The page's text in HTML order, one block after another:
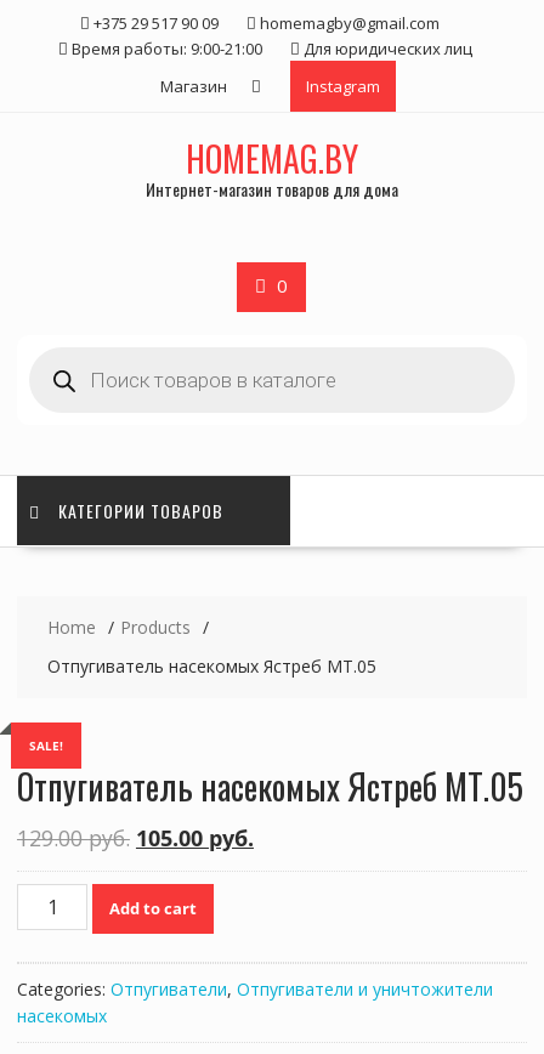
+375 29 517 90 09
homemagby@gmail.com
Время работы: 9:00-21:00
Для юридических лиц
Магазин
Instagram
HOMEMAG.BY
Интернет-магазин товаров для дома
0
товаров
КАТЕГОРИИ ТОВАРОВ
Home
Products
Отпугиватель насекомых Ястреб МТ.05
SALE!
Отпугиватель насекомых Ястреб МТ.05
129.00руб. 105.00 руб.
Отпугиватель
насекомых
quantity
Add to cart
Categories: Отпугиватели, Отпугиватели и уничтожители
насекомых